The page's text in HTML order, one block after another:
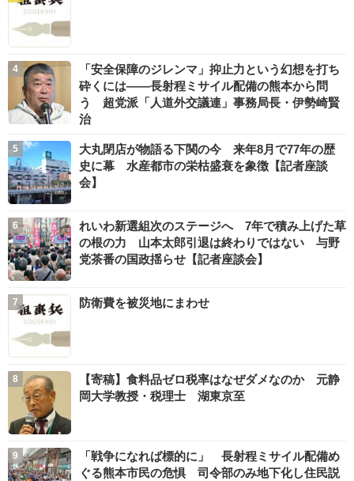
「安全保障のジレンマ」抑止力という幻想を打ち
砕くには――長射程ミサイル配備の熊本から問
う 超党派「人道外交議連」事務局長・伊勢崎賢
治
大丸閉店が物語る下関の今 来年8月で77年の歴
史に幕 水産都市の栄枯盛衰を象徴【記者座談
会】
れいわ新選組次のステージへ 7年で積み上げた草
の根の力 山本太郎引退は終わりではない 与野
党茶番の国政揺らせ【記者座談会】
防衛費を被災地にまわせ
【寄稿】食料品ゼロ税率はなぜダメなのか 元静
岡大学教授・税理士 湖東京至
「戦争になれば標的に」 長射程ミサイル配備め
ぐる熊本市民の危惧 司令部のみ地下化し住民説